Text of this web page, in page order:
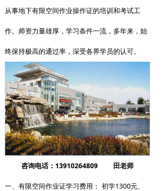
联系我们
从事地下有限空间作业操作证的培训和考试工
作。师资力量雄厚，学习条件一流，多年来，始
终保持极高的通过率，深受各界学员的认可。
咨询电话：13910264809 田老师
一、有限空间作业证学习费用： 初学1300元、